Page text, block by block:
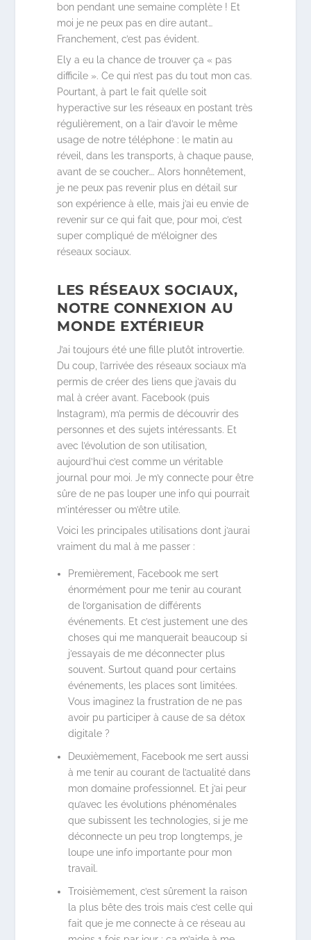
bon pendant une semaine complète ! Et
moi je ne peux pas en dire autant…
Franchement, c’est pas évident.
Ely a eu la chance de trouver ça « pas
difficile ». Ce qui n’est pas du tout mon cas.
Pourtant, à part le fait qu’elle soit
hyperactive sur les réseaux en postant très
régulièrement, on a l’air d’avoir le même
usage de notre téléphone : le matin au
réveil, dans les transports, à chaque pause,
avant de se coucher…. Alors honnêtement,
je ne peux pas revenir plus en détail sur
son expérience à elle, mais j’ai eu envie de
revenir sur ce qui fait que, pour moi, c’est
super compliqué de m’éloigner des
réseaux sociaux.
LES RÉSEAUX SOCIAUX,
NOTRE CONNEXION AU
MONDE EXTÉRIEUR
J’ai toujours été une fille plutôt introvertie.
Du coup, l’arrivée des réseaux sociaux m’a
permis de créer des liens que j’avais du
mal à créer avant. Facebook (puis
Instagram), m’a permis de découvrir des
personnes et des sujets intéressants. Et
avec l’évolution de son utilisation,
aujourd’hui c’est comme un véritable
journal pour moi. Je m’y connecte pour être
sûre de ne pas louper une info qui pourrait
m’intéresser ou m’être utile.
Voici les principales utilisations dont j’aurai
vraiment du mal à me passer :
Premièrement, Facebook me sert
énormément pour me tenir au courant
de l’organisation de différents
événements. Et c’est justement une des
choses qui me manquerait beaucoup si
j’essayais de me déconnecter plus
souvent. Surtout quand pour certains
événements, les places sont limitées.
Vous imaginez la frustration de ne pas
avoir pu participer à cause de sa détox
digitale ?
Deuxièmement, Facebook me sert aussi
à me tenir au courant de l’actualité dans
mon domaine professionnel. Et j’ai peur
qu’avec les évolutions phénoménales
que subissent les technologies, si je me
déconnecte un peu trop longtemps, je
loupe une info importante pour mon
travail.
Troisièmement, c’est sûrement la raison
la plus bête des trois mais c’est celle qui
fait que je me connecte à ce réseau au